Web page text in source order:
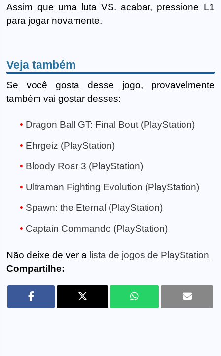
Assim que uma luta VS. acabar, pressione L1
para jogar novamente.
Veja também
Se você gosta desse jogo, provavelmente
também vai gostar desses:
Dragon Ball GT: Final Bout (PlayStation)
Ehrgeiz (PlayStation)
Bloody Roar 3 (PlayStation)
Ultraman Fighting Evolution (PlayStation)
Spawn: the Eternal (PlayStation)
Captain Commando (PlayStation)
Não deixe de ver a lista de jogos de PlayStation
Compartilhe: